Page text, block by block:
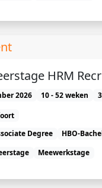
HRM
2026 10 - 52 weken
Degree
HBO-
Meewerkstage